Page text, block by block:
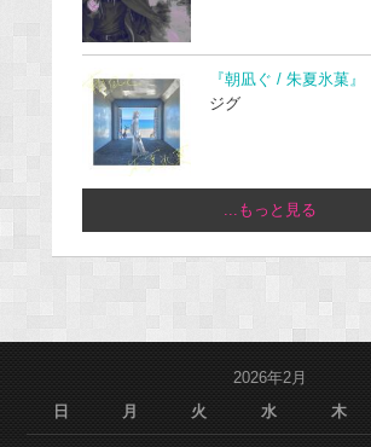
『朝凪ぐ / 朱夏氷菓』
ジグ
...もっと見る
2026年2月
日
月 火 水 木